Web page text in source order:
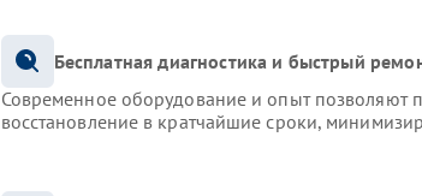
Бесплатная диагностика и быстрый
Современное оборудование и опыт позволяют
восстановление в кратчайшие сроки,